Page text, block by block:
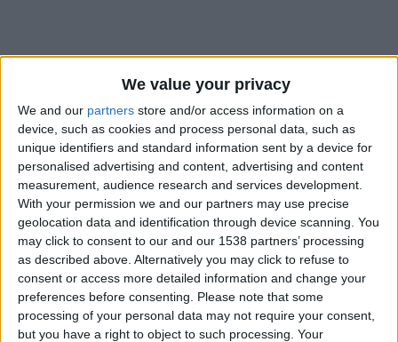
We value your privacy
We and our partners store and/or access information on a
device, such as cookies and process personal data, such as
unique identifiers and standard information sent by a device for
personalised advertising and content, advertising and content
measurement, audience research and services development.
With your permission we and our partners may use precise
geolocation data and identification through device scanning. You
may click to consent to our and our 1538 partners’ processing
as described above. Alternatively you may click to refuse to
consent or access more detailed information and change your
preferences before consenting.
Please note that some
processing of your personal data may not require your consent,
but you have a right to object to such processing. Your
Oumar Konaté a terminé le Tournoi Maurice-Revello encore
mieux qu’il ne l’avait commencé. L’attaquant de l’AS Monaco
avait marqué un but pour le premier match de la phase de
groupes et pour le dernier du tournoi, celui comptant pour la
troisième place, il s’est offert un doublé avec la Côte d’Ivoire
U23 contre la R.D. Congo. Deux buts qui lui ont valu de
recevoir le trophée d’homme de la rencontre et qui ont